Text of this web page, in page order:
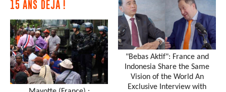
15 ANS DÉJÀ !
"Bebas Aktif": France and
Indonesia Share the Same
Vision of the World An
Exclusive Interview with